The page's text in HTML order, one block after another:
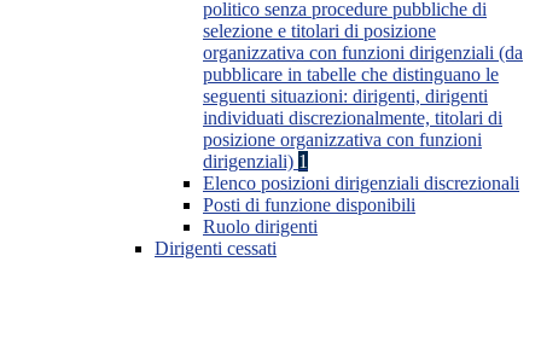
politico senza procedure pubbliche di
selezione e titolari di posizione
organizzativa con funzioni dirigenziali (da
pubblicare in tabelle che distinguano le
seguenti situazioni: dirigenti, dirigenti
individuati discrezionalmente, titolari di
posizione organizzativa con funzioni
dirigenziali) 1
Elenco posizioni dirigenziali discrezionali
Posti di funzione disponibili
Ruolo dirigenti
Dirigenti cessati